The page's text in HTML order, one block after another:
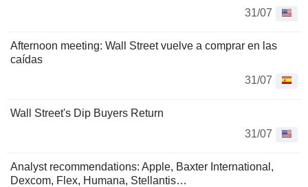
31/07
Afternoon meeting: Wall Street vuelve a comprar en las
caídas
31/07
Wall Street's Dip Buyers Return
31/07
Analyst recommendations: Apple, Baxter International,
Dexcom, Flex, Humana, Stellantis…